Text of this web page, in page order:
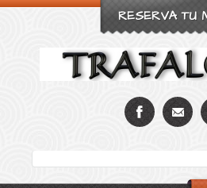
RESERVA TU